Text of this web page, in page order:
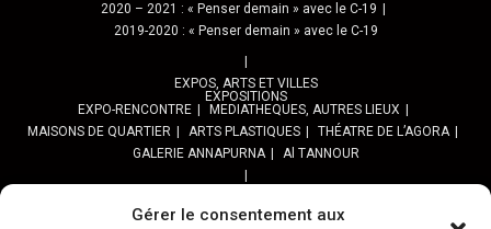
Gérer le consentement aux
2020 – 2021 : « Penser demain » avec le C-19
2019-2020 : « Penser demain » avec le C-19
EXPOS, ARTS ET VILLES
EXPOSITIONS
EXPO-RENCONTRE
MEDIATHEQUES, AUTRES LIEUX
MAISONS DE QUARTIER
ARTS PLASTIQUES
THÉATRE DE L’AGORA
GALERIE ANNAPURNA
Al TANNOUR
PPROGRAMME DES BALADES URBAINES 2025